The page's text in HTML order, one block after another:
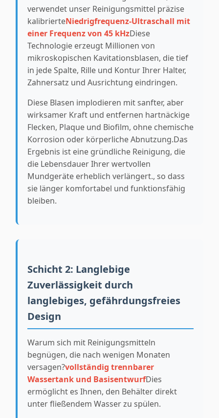
verwendet unser Reinigungsmittel präzise
kalibrierteNiedrigfrequenz-Ultraschall mit
einer Frequenz von 45 kHzDiese
Technologie erzeugt Millionen von
mikroskopischen Kavitationsblasen, die tief
in jede Spalte, Rille und Kontur Ihrer Halter,
Zahnersatz und Ausrichtung eindringen.
Diese Blasen implodieren mit sanfter, aber
wirksamer Kraft und entfernen hartnäckige
Flecken, Plaque und Biofilm, ohne chemische
Korrosion oder körperliche Abnutzung.Das
Ergebnis ist eine gründliche Reinigung, die
die Lebensdauer Ihrer wertvollen
Mundgeräte erheblich verlängert., so dass
sie länger komfortabel und funktionsfähig
bleiben.
Schicht 2: Langlebige
Zuverlässigkeit durch
langlebiges, gefährdungsfreies
Design
Warum sich mit Reinigungsmitteln
begnügen, die nach wenigen Monaten
versagen?vollständig trennbarer
Wassertank und BasisentwurfDies
ermöglicht es Ihnen, den Behälter direkt
unter fließendem Wasser zu spülen.